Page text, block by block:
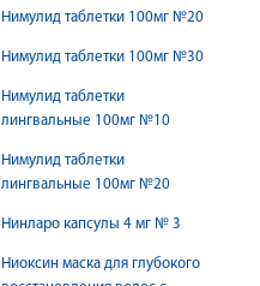
Нимулид таблетки 100мг №20
Нимулид таблетки 100мг №30
Нимулид таблетки
лингвальные 100мг №10
Нимулид таблетки
лингвальные 100мг №20
Нинларо капсулы 4 мг № 3
Ниоксин маска для глубокого